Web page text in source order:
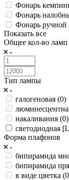
Фонарь
Фонарь
Фонарь ручной
Показать все
Общее кол-во ламп
Тип лампы
галогеновая (0)
накаливания (0)
светодиодная
Форма плафонов
бипирамида
бипирамида
в виде цветка (0